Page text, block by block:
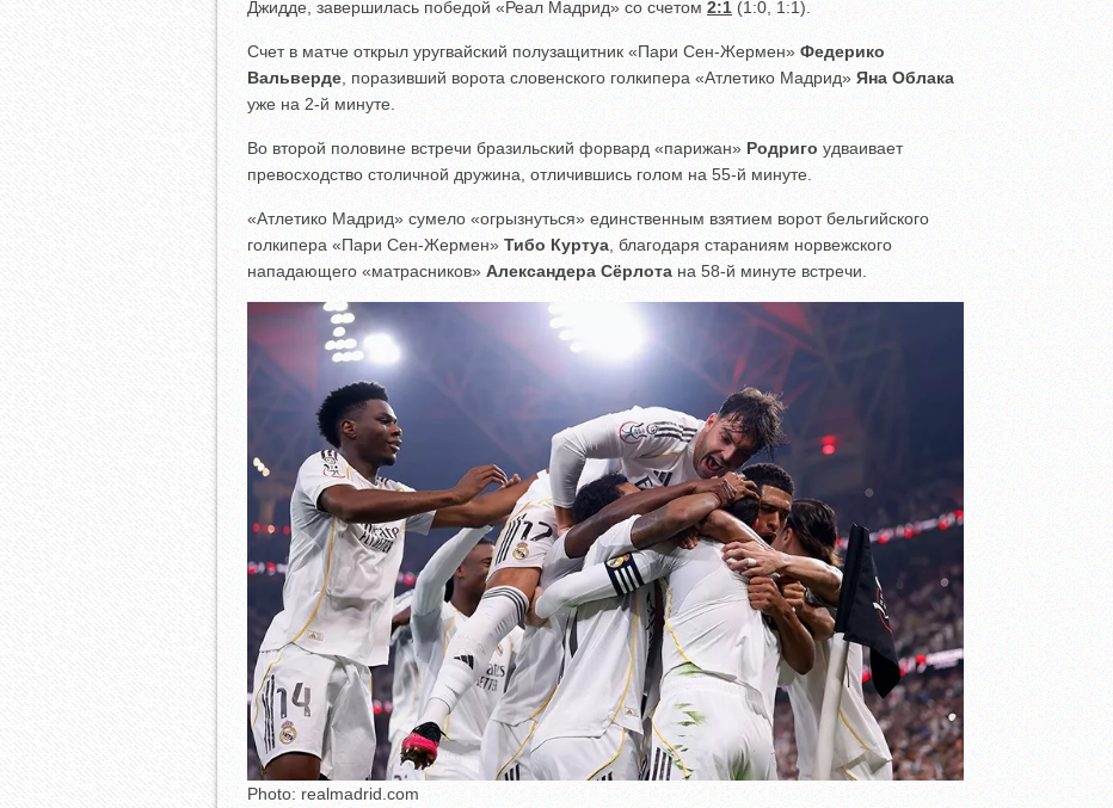
Джидде, завершилась победой «Реал Мадрид» со счетом 2:1 (1:0, 1:1).
Счет в матче открыл уругвайский полузащитник «Пари Сен-Жермен» Федерико
Вальверде , поразивший ворота словенского голкипера «Атлетико Мадрид» Яна Облака
уже на 2-й минуте.
Во второй половине встречи бразильский форвард «парижан» Родриго удваивает
превосходство столичной дружина, отличившись голом на 55-й минуте.
«Атлетико Мадрид» сумело «огрызнуться» единственным взятием ворот бельгийского
голкипера «Пари Сен-Жермен» Тибо Куртуа , благодаря стараниям норвежского
нападающего «матрасников» Александера Сёрлота на 58-й минуте встречи.
Photo: realmadrid.com